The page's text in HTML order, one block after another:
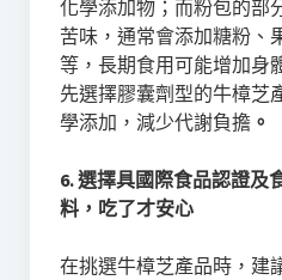
化學添加物；而粉包的部
苦味，通常會添加糖粉、
等，長期食用可能增加身
先選擇膠囊劑型的牛樟芝
學添加，減少代謝負擔。
6. 選擇具國際食品認證及
料，吃了才安心
在挑選牛樟芝產品時，建